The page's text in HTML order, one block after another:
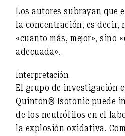
Los autores subrayan que
la concentración, es decir,
«cuanto más, mejor», sino
adecuada».
Interpretación
El grupo de investigación
Quinton® Isotonic puede
de los neutrófilosen el
la explosión oxidativa.